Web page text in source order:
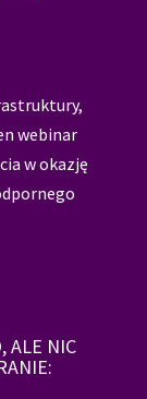
webinar
w okazję
ALE NIC